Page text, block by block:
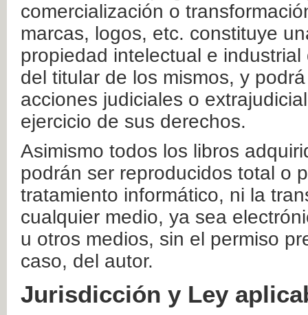
comercialización o
marcas, logos, etc. constituye
propiedad intelectual e
del titular de los mismos, y
acciones judiciales o
ejercicio de sus derechos.
Asimismo todos los libros
podrán ser reproducidos total o
tratamiento informático, ni la
cualquier medio, ya sea
u otros medios, sin el permiso
caso, del autor.
Jurisdicción y Ley